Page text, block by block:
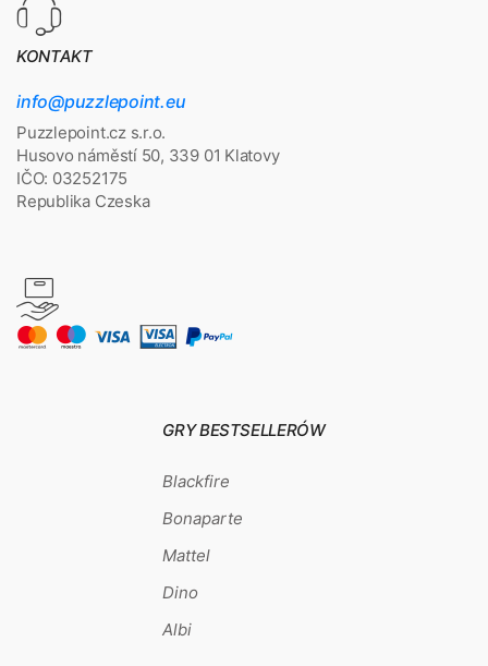
KONTAKT
info@puzzlepoint.eu
Puzzlepoint.cz s.r.o.
Husovo náměstí 50, 339 01 Klatovy
IČO: 03252175
Republika Czeska
GRY BESTSELLERÓW
Blackfire
Bonaparte
Mattel
Dino
Albi